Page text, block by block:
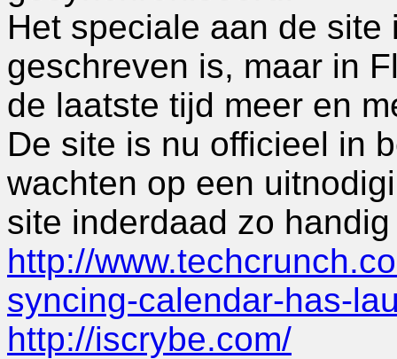
Het speciale aan de
geschreven is, maar in
de laatste tijd meer en
De site is nu officieel in
wachten op een
site inderdaad zo
http://
syncing-calendar-has-
http://iscrybe.com/